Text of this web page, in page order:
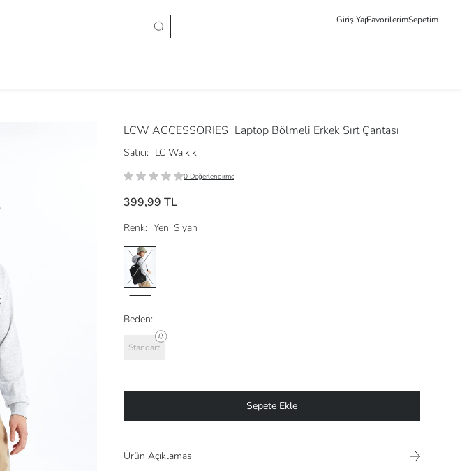
Giriş YapFavorilerimSepetim
LCW ACCESSORIES Laptop Bölmeli Erkek Sırt Çantası
Satıcı: LC Waikiki
0 Değerlendirme
399,99 TL
Renk: Yeni Siyah
Beden:
Standart
Sepete Ekle
Ürün Açıklaması